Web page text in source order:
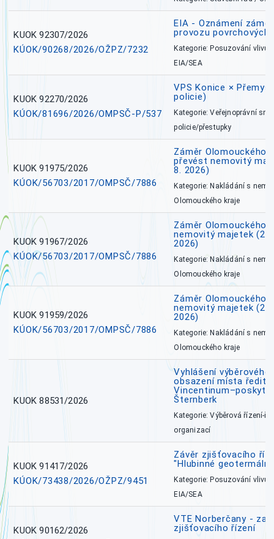
KUOK 92307/2026
KÚOK/90268/2026/OŽPZ/7232
EIA - Oznámení
provozu povrchových
Kategorie: Posuzování vlivů
EIA/SEA
KUOK 92270/2026
KÚOK/81696/2026/OMPSČ-P/537
VPS Konice ×
policie)
Kategorie: Veřejnoprávní
policie/přestupky
KUOK 91975/2026
KÚOK/56703/2017/OMPSČ/7886
Záměr Olomouckého
převést nemovitý
8. 2026)
Kategorie: Nakládání s
Olomouckého kraje
KUOK 91967/2026
KÚOK/56703/2017/OMPSČ/7886
Záměr Olomouckého
nemovitý majetek
2026)
Kategorie: Nakládání s
Olomouckého kraje
KUOK 91959/2026
KÚOK/56703/2017/OMPSČ/7886
Záměr Olomouckého
nemovitý majetek
2026)
Kategorie: Nakládání s
Olomouckého kraje
KUOK 88531/2026
Vyhlášení výběrového
obsazení místa
Šternberk
Kategorie: Výběrová řízení-
organizací
KUOK 91417/2026
KÚOK/73438/2026/OŽPZ/9451
Závěr zjišťovacího
"Hlubinné
Kategorie: Posuzování vlivů
EIA/SEA
KUOK 90162/2026
VTE Norberčany -
zjišťovacího řízení